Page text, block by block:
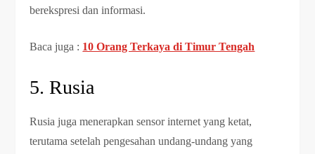
berekspresi dan informasi.
Baca juga : 10 Orang Terkaya di Timur Tengah
5. Rusia
Rusia juga menerapkan sensor internet yang ketat,
terutama setelah pengesahan undang-undang yang